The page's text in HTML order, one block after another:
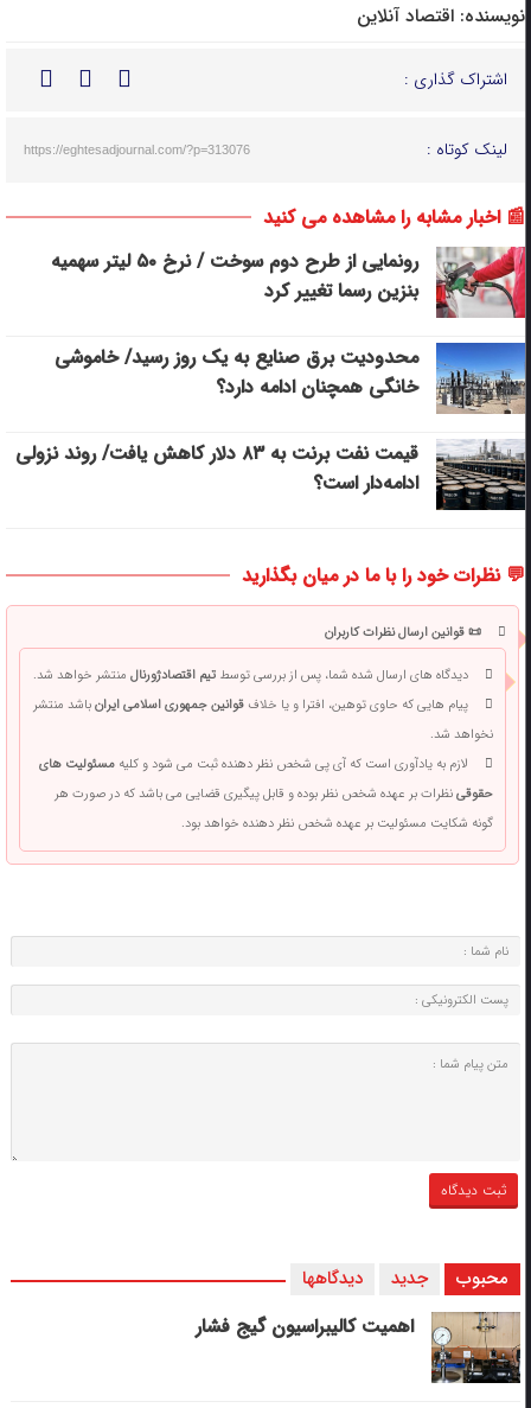
نویسنده: اقتصاد آنلاین
اشتراک گذاری :
لینک کوتاه : https://eghtesadjournal.com/?p=313076
📰 اخبار مشابه را مشاهده می کنید
رونمایی از طرح دوم سوخت / نرخ ۵۰ لیتر سهمیه
بنزین رسما تغییر کرد
محدودیت برق صنایع به یک روز رسید/ خاموشی
خانگی همچنان ادامه دارد؟
قیمت نفت برنت به ۸۳ دلار کاهش یافت/ روند نزولی
ادامه‌دار است؟
💬 نظرات خود را با ما در میان بگذارید
📜 قوانین ارسال نظرات کاربران
دیدگاه های ارسال شده شما، پس از بررسی توسطتیم اقتصادژورنالمنتشر خواهد شد.
پیام هایی که حاوی توهین، افترا و یا خلافقوانین جمهوری اسلامی ایرانباشد منتشر
نخواهد شد.
لازم به یادآوری است که آی پی شخص نظر دهنده ثبت می شود و کلیهمسئولیت های
حقوقینظرات بر عهده شخص نظر بوده و قابل پیگیری قضایی می باشد که در صورت هر
گونه شکایت مسئولیت بر عهده شخص نظر دهنده خواهد بود.
محبوب جدید دیدگاهها
اهمیت کالیبراسیون گیج فشار